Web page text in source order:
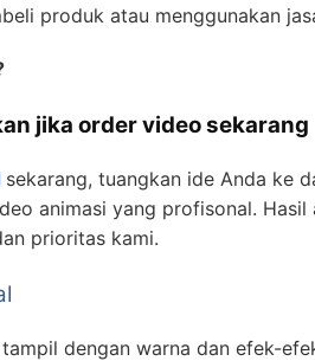
produk atau menggunakan
jika order video sekarang
sekarang, tuangkan ide Anda ke
animasi yang profisonal.
prioritas kami.
dengan warna dan efek-